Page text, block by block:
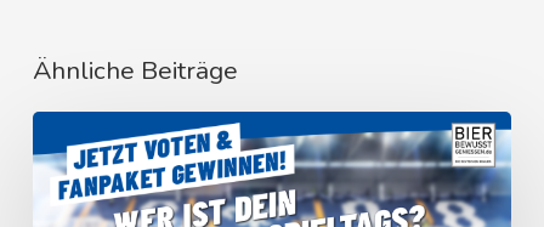
Ähnliche Beiträge